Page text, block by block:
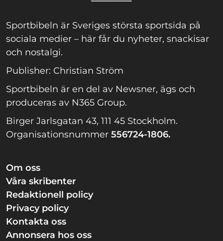
Sportbibeln är Sveriges största sportsida på
sociala medier – här får du nyheter, snackisar
och nostalgi.
Publisher: Christian Ström
Sportbibeln är en del av Newsner, ägs och
produceras av N365 Group.
Birger Jarlsgatan 43, 111 45 Stockholm.
Organisationsnummer 556724-1806.
Om oss
Våra skribenter
Redaktionell policy
Privacy policy
Kontakta oss
Annonsera hos oss